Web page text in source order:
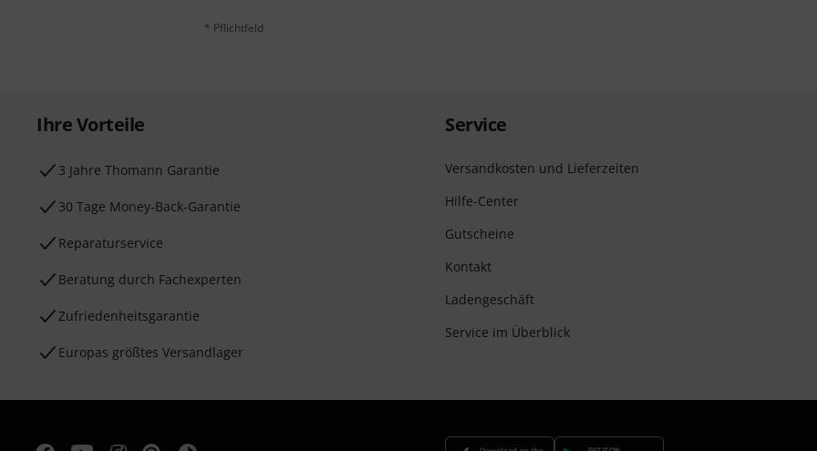
* Pflichtfeld
Ihre Vorteile
3 Jahre Thomann Garantie
30 Tage Money-Back-Garantie
Reparaturservice
Beratung durch Fachexperten
Zufriedenheitsgarantie
Europas größtes Versandlager
Service
Versandkosten und Lieferzeiten
Hilfe-Center
Gutscheine
Kontakt
Ladengeschäft
Service im Überblick